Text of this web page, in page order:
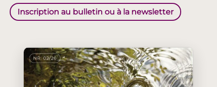
Inscription au bulletin ou à la newsletter